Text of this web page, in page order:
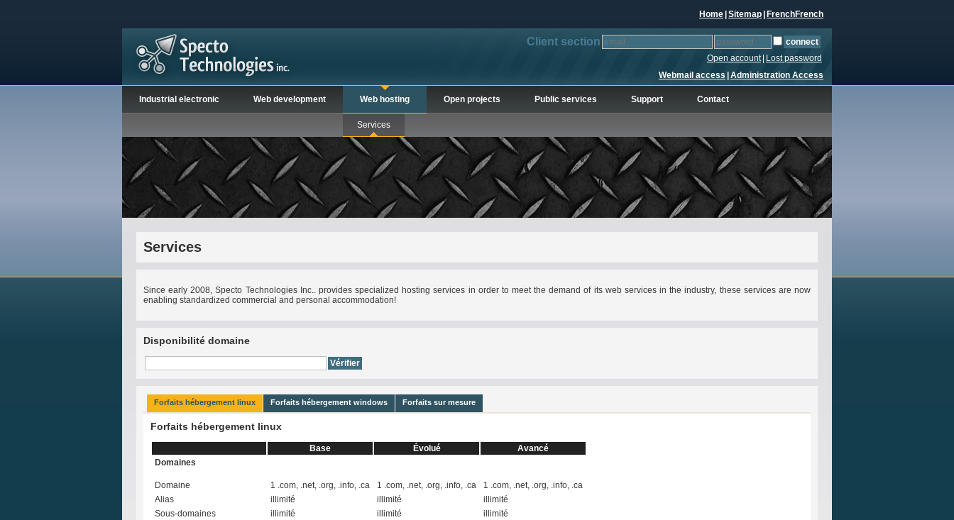
Home Sitemap FrenchFrench
Client section
Open account
Lost password
Webmail access Administration Access
Industrial electronic Web development Web hosting
Services
Open projects Public services Support Contact
Services
Since early 2008, Specto Technologies Inc.. provides specialized hosting services in order to meet the demand of its web services in the industry, these services are now
enabling standardized commercial and personal accommodation!
Disponibilité domaine
Forfaits hébergement linux Forfaits hébergement windows Forfaits sur mesure
Forfaits hébergement linux
Base Évolué
Avancé
Domaines
Domaine 1 .com, .net, .org, .info, .ca 1 .com, .net, .org, .info, .ca
1 .com, .net, .org, .info, .ca
Alias
illimité illimité
illimité
Sous-domaines
illimité illimité illimité